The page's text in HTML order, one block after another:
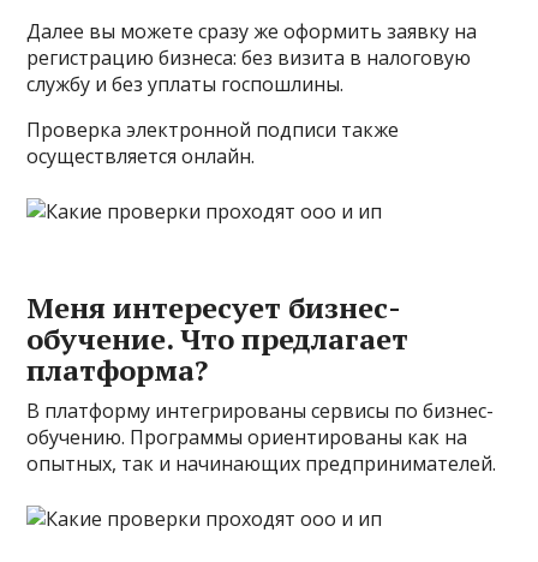
Далее вы можете сразу же оформить заявку на
регистрацию бизнеса: без визита в налоговую
службу и без уплаты госпошлины.
Проверка электронной подписи также
осуществляется онлайн.
Меня интересует бизнес-
обучение. Что предлагает
платформа?
В платформу интегрированы сервисы по бизнес-
обучению. Программы ориентированы как на
опытных, так и начинающих предпринимателей.